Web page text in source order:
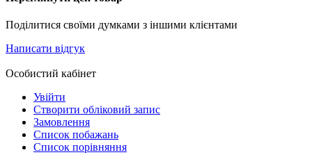
Поділитися своїми думками з іншими клієнтами
Написати відгук
Особистий кабінет
Увійти
Створити обліковий запис
Замовлення
Список побажань
Cписок порівняння